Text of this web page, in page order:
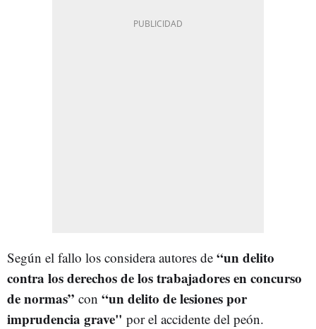
Según el fallo los considera autores de “un delito
contra los derechos de los trabajadores en concurso
de normas” con “un delito de lesiones por
imprudencia grave" por el accidente del peón.